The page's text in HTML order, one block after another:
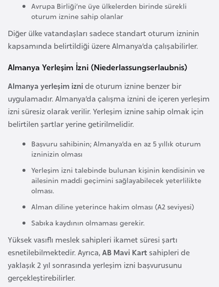
Avrupa Birliği’ne üye ülkelerden birinde sürekli
oturum iznine sahip olanlar
Diğer ülke vatandaşları sadece standart oturum izninin
kapsamında belirtildiği üzere Almanya’da çalışabilirler.
Almanya Yerleşim İzni (Niederlassungserlaubnis)
Almanya yerleşim izni de oturum iznine benzer bir
uygulamadır. Almanya’da çalışma iznini de içeren yerleşim
izni süresiz olarak verilir. Yerleşim iznine sahip olmak için
belirtilen şartlar yerine getirilmelidir.
Başvuru sahibinin; Almanya’da en az 5 yıllık oturum
izninizin olması
Yerleşim izni talebinde bulunan kişinin kendisinin ve
ailesinin maddi geçimini sağlayabilecek yeterlilikte
olması.
Alman diline yeterince hakim olması (A2 seviyesi)
Sabıka kaydının olmaması gerekir.
Yüksek vasıflı meslek sahipleri ikamet süresi şartı
esnetilebilmektedir. Ayrıca,AB Mavi Kartsahipleri de
yaklaşık 2 yıl sonrasında yerleşim izni başvurusunu
gerçekleştirebilirler.
l
a
r
s
B
e
n
i
n